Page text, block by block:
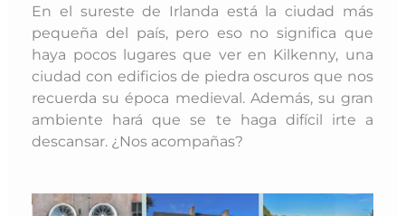
En el sureste de Irlanda está la ciudad más
pequeña del país, pero eso no significa que
haya pocos lugares que ver en Kilkenny, una
ciudad con edificios de piedra oscuros que nos
recuerda su época medieval. Además, su gran
ambiente hará que se te haga difícil irte a
descansar. ¿Nos acompañas?